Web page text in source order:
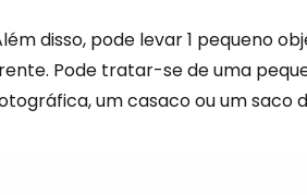
disso, pode levar 1 pequeno
Pode tratar-se de uma
um casaco ou um saco